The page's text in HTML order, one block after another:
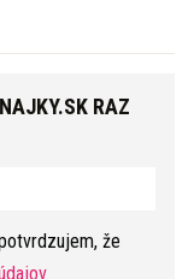
RAZ
že